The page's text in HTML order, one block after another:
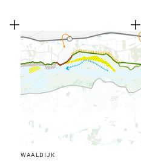
WAALDIJK